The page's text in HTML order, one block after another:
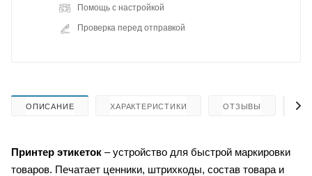
Помощь с настройкой
Проверка перед отправкой
ОПИСАНИЕ ХАРАКТЕРИСТИКИ ОТЗЫВЫ
Принтер этикеток – устройство для быстрой маркировки
товаров. Печатает ценники, штрихкоды, состав товара и